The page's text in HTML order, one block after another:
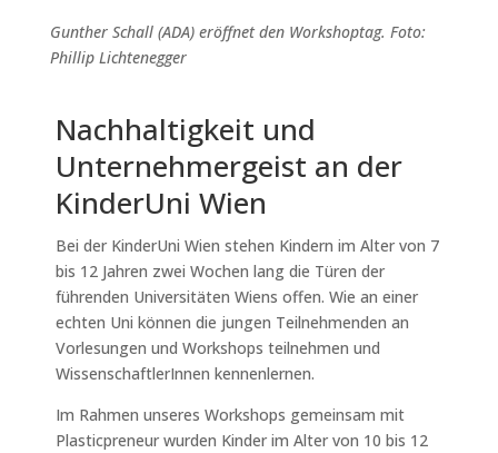
Gunther Schall (ADA) eröffnet den Workshoptag. Foto:
Phillip Lichtenegger
Nachhaltigkeit und
Unternehmergeist an der
KinderUni Wien
Bei der KinderUni Wien stehen Kindern im Alter von 7
bis 12 Jahren zwei Wochen lang die Türen der
führenden Universitäten Wiens offen. Wie an einer
echten Uni können die jungen Teilnehmenden an
Vorlesungen und Workshops teilnehmen und
WissenschaftlerInnen kennenlernen.
Im Rahmen unseres Workshops gemeinsam mit
Plasticpreneur wurden Kinder im Alter von 10 bis 12